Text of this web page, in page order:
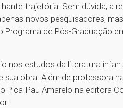
trajetória. Sem dúvida, a
novos pesquisadores,
de Pós-Graduação
nos estudos da literatura
obra. Além de professora
Pau Amarelo na editora